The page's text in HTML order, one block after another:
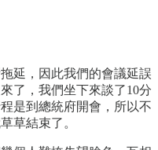
延，因此我們的會議延誤
了，我們坐下來談了10分
是到總統府開會，所以不
草結束了。